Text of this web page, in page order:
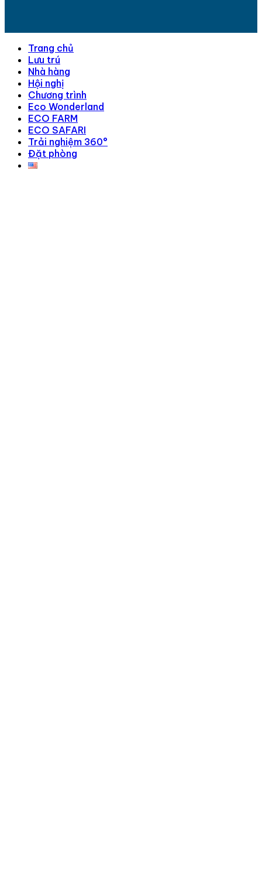
Trang chủ
Lưu trú
Nhà hàng
Hội nghị
Chương trình
Eco Wonderland
ECO FARM
ECO SAFARI
Trải nghiệm 360°
Đặt phòng